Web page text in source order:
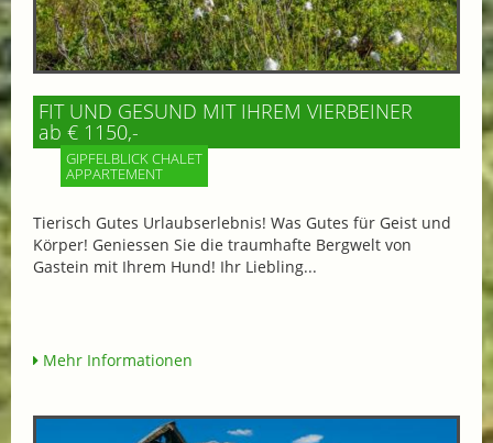
FIT UND GESUND MIT IHREM VIERBEINER
ab € 1150,-
GIPFELBLICK CHALET
APPARTEMENT
Tierisch Gutes Urlaubserlebnis! Was Gutes für Geist und
Körper! Geniessen Sie die traumhafte Bergwelt von
Gastein mit Ihrem Hund! Ihr Liebling...
Mehr Informationen